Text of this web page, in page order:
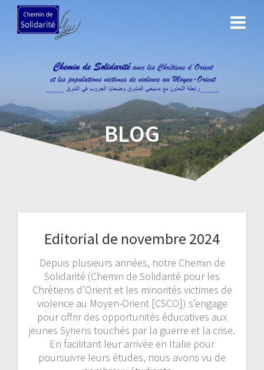
BLOG
Editorial de novembre 2024
Depuis plusieurs années, notre Chemin de
Solidarité (Chemin de Solidarité pour les
Chrétiens d’Orient et les minorités victimes de
violence au Moyen-Orient [CSCO]) s’engage
pour offrir des opportunités éducatives aux
jeunes Syriens touchés par la guerre et la crise.
En facilitant leur arrivée en Italie pour
poursuivre leurs études, nous avons vu de